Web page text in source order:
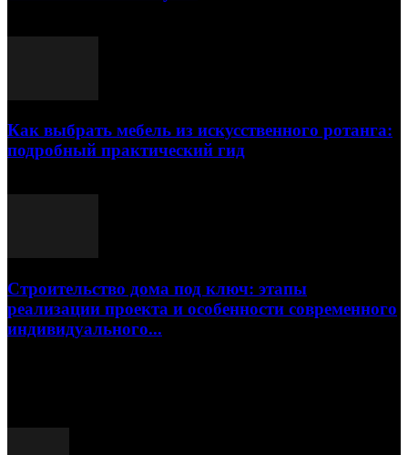
Как выбрать мебель из искусственного ротанга:
подробный практический гид
Строительство дома под ключ: этапы
реализации проекта и особенности современного
индивидуального...